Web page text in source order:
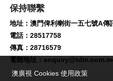
保持聯繫
地址：澳門俾利喇街一五七號A傳
電話：28517758
傳真：28716579
電郵地址：
澳廣視 Cookies 使用政策